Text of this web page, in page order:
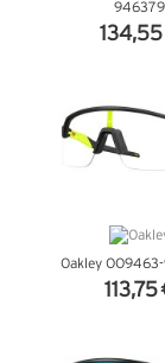
946379
134,55
Oakley
113,75